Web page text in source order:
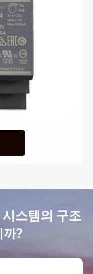
스템의 구조
까?